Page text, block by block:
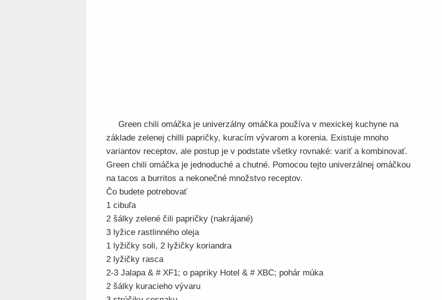
Green chili omáčka je univerzálny omáčka používa v mexickej kuchyne na
základe zelenej chilli papričky, kuracím vývarom a korenia. Existuje mnoho
variantov receptov, ale postup je v podstate všetky rovnaké: variť a kombinovať.
Green chili omáčka je jednoduché a chutné. Pomocou tejto univerzálnej omáčkou
na tacos a burritos a nekonečné množstvo receptov.
Čo budete potrebovať
1 cibuľa
2 šálky zelené čili papričky (nakrájané)
3 lyžice rastlinného oleja
1 lyžičky soli, 2 lyžičky koriandra
2 lyžičky rasca
2-3 Jalapa & # XF1; o papriky Hotel & # XBC; pohár múka
2 šálky kuracieho vývaru